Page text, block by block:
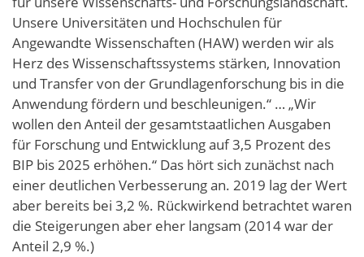
Unsere Universitäten und Hochschulen für
Angewandte Wissenschaften (HAW) werden wir als
Herz des Wissenschaftssystems stärken, Innovation
und Transfer von der Grundlagenforschung bis in die
Anwendung fördern und beschleunigen.“ … „Wir
wollen den Anteil der gesamtstaatlichen Ausgaben
für Forschung und Entwicklung auf 3,5 Prozent des
BIP bis 2025 erhöhen.“ Das hört sich zunächst nach
einer deutlichen Verbesserung an. 2019 lag der Wert
aber bereits bei 3,2 %. Rückwirkend betrachtet waren
die Steigerungen aber eher langsam (2014 war der
Anteil 2,9 %.)